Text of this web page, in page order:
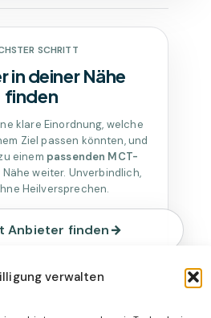
verwalten
SCHRITT
in deiner Nähe
finden
klare Einordnung, welche
Ziel passen könnten, und
einem passenden MCT-
weiter. Unverbindlich,
Heilversprechen.
Anbieter finden→